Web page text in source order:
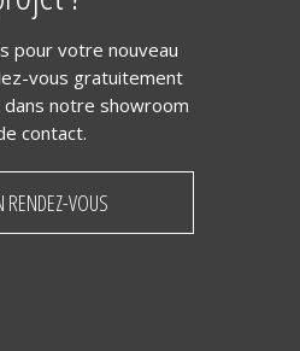
pour votre nouveau
vous gratuitement
notre showroom
contact.
RENDEZ-VOUS